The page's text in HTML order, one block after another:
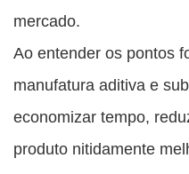
mercado.
Ao entender os pontos
manufatura aditiva e
economizar tempo,
produto nitidamente